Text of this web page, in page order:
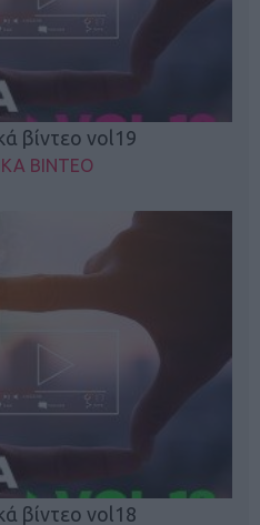
βίντεο vol19
ΒΙΝΤΕΟ
βίντεο vol18